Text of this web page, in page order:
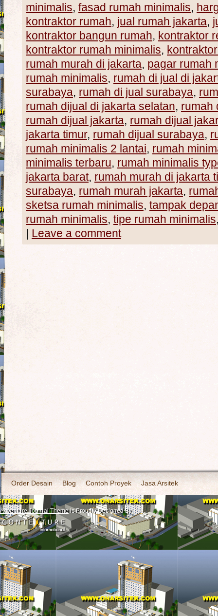
minimalis, fasad rumah minimalis,
kontraktor rumah, jual rumah jakarta,
kontraktor bangun rumah, kontraktor
kontraktor rumah minimalis,
rumah murah di jakarta, pagar rumah
rumah minimalis, rumah di jual di
surabaya, rumah di jual surabaya,
rumah dijual di jakarta selatan, rumah
rumah dijual jakarta, rumah dijual
jakarta timur, rumah dijual surabaya,
rumah minimalis 2 lantai, rumah
minimalis terbaru, rumah minimalis
jakarta barat, rumah murah di jakarta
surabaya, rumah murah jakarta,
sketsa rumah minimalis, tampak
rumah minimalis, tipe rumah minimalis
| Leave a comment
Order Desain Blog Contoh Proyek Jasa Arsitek
Adventure Journal Themeis Proudly Designed By